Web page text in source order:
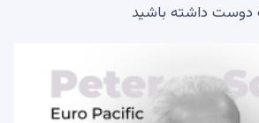
داشته باشید